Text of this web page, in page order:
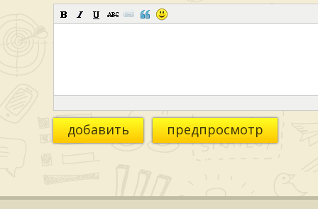
добавить предпросмотр